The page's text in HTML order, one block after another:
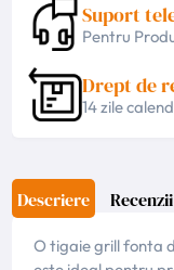
Suport
Pentru
Drept de
14 zile
Descriere Recenzii
O tigaie grill fonta